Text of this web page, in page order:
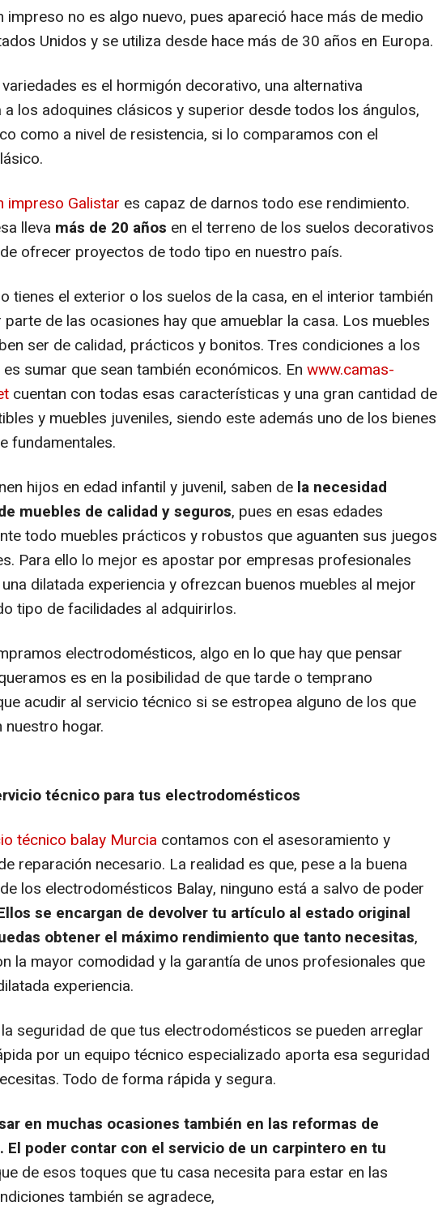
impreso no es algo nuevo, pues apareció hace más de medio
Unidos y se utiliza desde hace más de 30 años en Europa.
es el hormigón decorativo, una alternativa
a los adoquines clásicos y superior desde todos los ángulos,
como a nivel de resistencia, si lo comparamos con el
impreso Galistar es capaz de darnos todo ese rendimiento.
lleva más de 20 años en el terreno de los suelos decorativos
ofrecer proyectos de todo tipo en nuestro país.
tienes el exterior o los suelos de la casa, en el interior también
parte de las ocasiones hay que amueblar la casa. Los muebles
ser de calidad, prácticos y bonitos. Tres condiciones a los
sumar que sean también económicos. En www.camas-
cuentan con todas esas características y una gran cantidad de
y muebles juveniles, siendo este además uno de los bienes
fundamentales.
hijos en edad infantil y juvenil, saben de la necesidad
muebles de calidad y seguros, pues en esas edades
todo muebles prácticos y robustos que aguanten sus juegos
Para ello lo mejor es apostar por empresas profesionales
dilatada experiencia y ofrezcan buenos muebles al mejor
tipo de facilidades al adquirirlos.
electrodomésticos, algo en lo que hay que pensar
es en la posibilidad de que tarde o temprano
acudir al servicio técnico si se estropea alguno de los que
nuestro hogar.
técnico para tus electrodomésticos
técnico balay Murcia contamos con el asesoramiento y
reparación necesario. La realidad es que, pese a la buena
los electrodomésticos Balay, ninguno está a salvo de poder
se encargan de devolver tu artículo al estado original
obtener el máximo rendimiento que tanto necesitas,
la mayor comodidad y la garantía de unos profesionales que
experiencia.
seguridad de que tus electrodomésticos se pueden arreglar
por un equipo técnico especializado aporta esa seguridad
Todo de forma rápida y segura.
en muchas ocasiones también en las reformas de
El poder contar con el servicio de un carpintero en tu
de esos toques que tu casa necesita para estar en las
también se agradece,